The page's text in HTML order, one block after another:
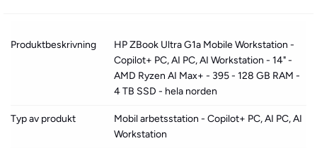
Produktbeskrivning
HP ZBook Ultra G1a Mobile Workstation -
Copilot+ PC, AI PC, AI Workstation - 14" -
AMD Ryzen AI Max+ - 395 - 128 GB RAM -
4 TB SSD - hela norden
Typ av produkt
Mobil arbetsstation - Copilot+ PC, AI PC, AI
Workstation